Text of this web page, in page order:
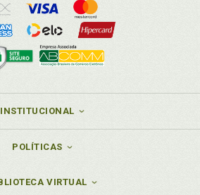
INSTITUCIONAL
POLÍTICAS
VIRTUAL